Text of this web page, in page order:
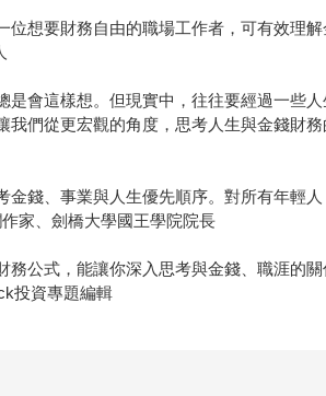
位想要財務自由的職場工作者，可有效理
是會這樣想。但現實中，往往要經過一些
們從更宏觀的角度，思考人生與金錢財務
金錢、事業與人生優先順序。對所有年輕
家、劍橋大學國王學院院長
務公式，能讓你深入思考與金錢、職涯的
投資專題編輯